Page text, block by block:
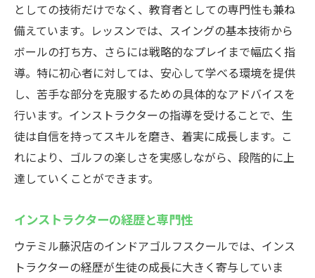
としての技術だけでなく、教育者としての専門性も兼ね
備えています。レッスンでは、スイングの基本技術から
ボールの打ち方、さらには戦略的なプレイまで幅広く指
導。特に初心者に対しては、安心して学べる環境を提供
し、苦手な部分を克服するための具体的なアドバイスを
行います。インストラクターの指導を受けることで、生
徒は自信を持ってスキルを磨き、着実に成長します。こ
れにより、ゴルフの楽しさを実感しながら、段階的に上
達していくことができます。
インストラクターの経歴と専門性
ウテミル藤沢店のインドアゴルフスクールでは、インス
トラクターの経歴が生徒の成長に大きく寄与していま